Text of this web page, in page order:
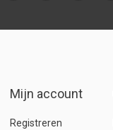
Mijn account
Registreren